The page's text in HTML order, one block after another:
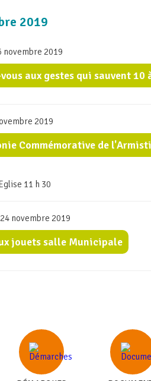
2019
novembre 2019
aux gestes qui sauvent 10
2019
Commémorative de
11 h 30
novembre 2019
jouets salle Municipale